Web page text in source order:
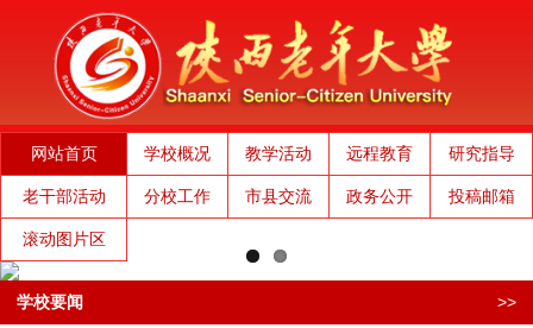
网站首页 学校概况 教学活动 远程教育 研究指导
老干部活动 分校工作 市县交流 政务公开 投稿邮箱
滚动图片区
>>
学校要闻